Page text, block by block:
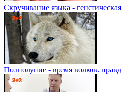
Скручивание языка -
Полнолуние - время волков: